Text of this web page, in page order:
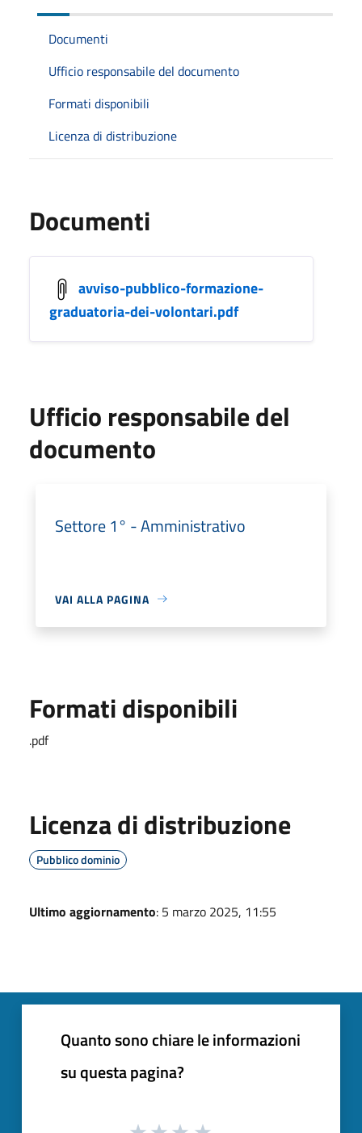
Documenti
Ufficio responsabile del documento
Formati disponibili
Licenza di distribuzione
Documenti
avviso-pubblico-formazione-
graduatoria-dei-volontari.pdf
Ufficio responsabile del
documento
Settore 1° - Amministrativo
VAI ALLA PAGINA
Formati disponibili
.pdf
Licenza di distribuzione
Pubblico dominio
Ultimo aggiornamento: 5 marzo 2025, 11:55
Quanto sono chiare le informazioni
su questa pagina?